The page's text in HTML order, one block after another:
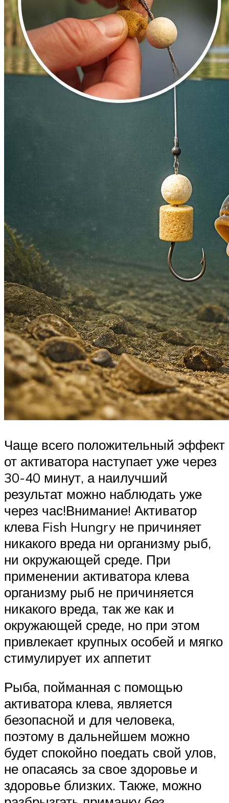
Чаще всего положительный эффект
от активатора наступает уже через
30-40 минут, а наилучший
результат можно наблюдать уже
через час!Внимание! Активатор
клева Fish Hungry не причиняет
никакого вреда ни организму рыб,
ни окружающей среде. При
применении активатора клева
организму рыб не причиняется
никакого вреда, так же как и
окружающей среде, но при этом
привлекает крупных особей и мягко
стимулирует их аппетит
Рыба, пойманная с помощью
активатора клева, является
безопасной и для человека,
поэтому в дальнейшем можно
будет спокойно поедать свой улов,
не опасаясь за свое здоровье и
здоровье близких. Также, можно